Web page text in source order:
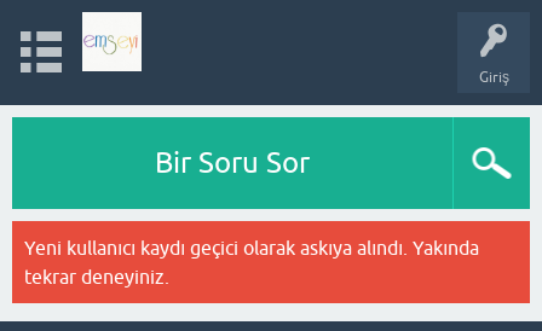
Giriş
Bir Soru Sor
Yeni kullanıcı kaydı geçici olarak askıya alındı. Yakında
tekrar deneyiniz.